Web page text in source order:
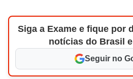
Siga a Exame e fique por
notícias do Brasil
Seguir no